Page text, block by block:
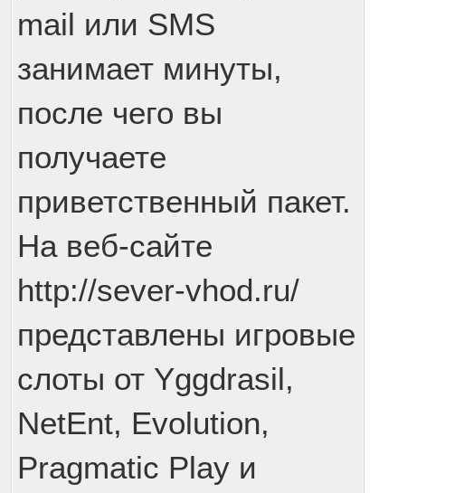
mail или SMS
занимает минуты,
после чего вы
получаете
приветственный пакет.
На веб-сайте
http://sever-vhod.ru/
представлены игровые
слоты от Yggdrasil,
NetEnt, Evolution,
Pragmatic Play и